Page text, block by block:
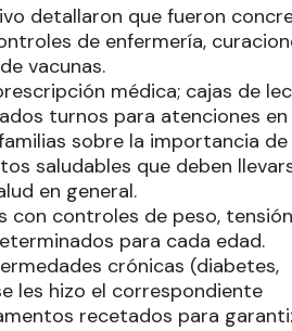
detallaron que fueron
de enfermería,
vacunas.
médica; cajas de
turnos para atenciones en
sobre la importancia de
saludables que deben
en general.
con controles de peso,
para cada edad.
crónicas (diabetes,
les hizo el correspondiente
recetados para